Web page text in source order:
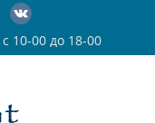
10-00 до 18-00